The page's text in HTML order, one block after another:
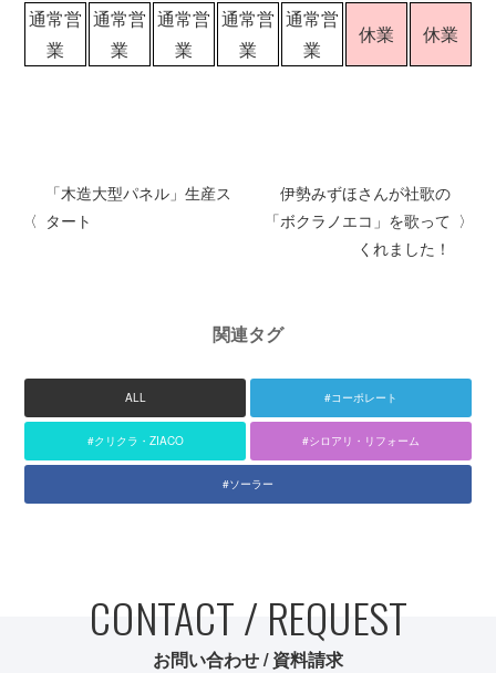
建築資材
建築サポート
シロアリ/リフォーム
通常営
業
通常営
業
通常営
業
通常営
業
通常営
業
休業 休業
「木造大型パネル」生産ス
タート
伊勢みずほさんが社歌の
「ボクラノエコ」を歌って
くれました！
関連タグ
ALL #コーポレート
#クリクラ・ZIACO #シロアリ・リフォーム
#ソーラー
CONTACT / REQUEST
お問い合わせ / 資料請求